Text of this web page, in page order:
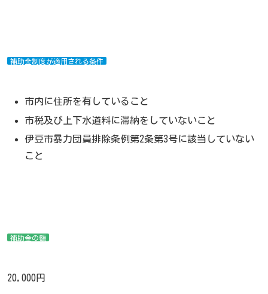
補助金制度が適用される条件
市内に住所を有していること
市税及び上下水道料に滞納をしていないこと
伊豆市暴力団員排除条例第2条第3号に該当していない
こと
補助金の額
20,000円